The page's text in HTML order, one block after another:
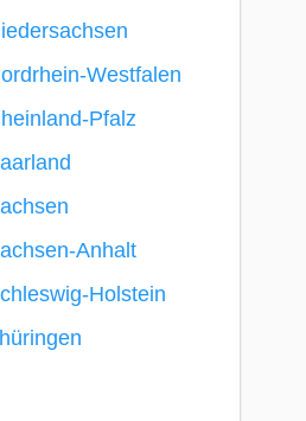
Westfalen
Pfalz
Anhalt
Holstein